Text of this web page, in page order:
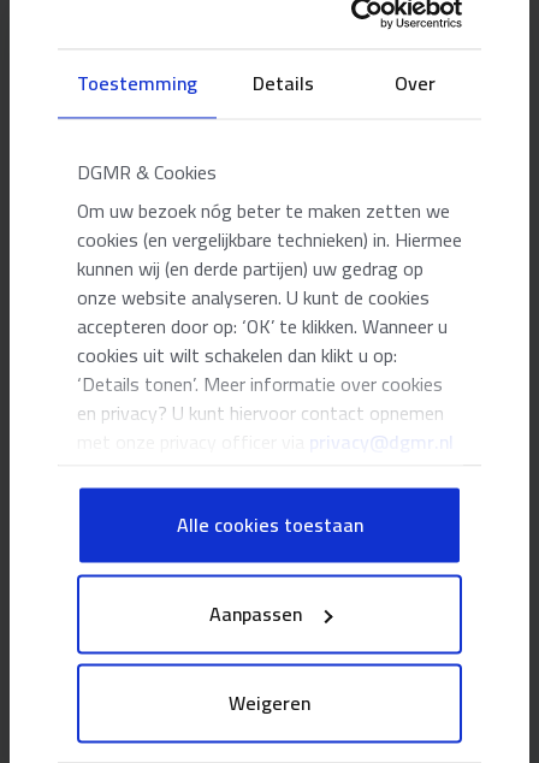
Toestemming Details Over
DGMR & Cookies
Om uw bezoek nóg beter te maken zetten we
cookies (en vergelijkbare technieken) in. Hiermee
kunnen wij (en derde partijen) uw gedrag op
onze website analyseren. U kunt de cookies
accepteren door op: ‘OK’ te klikken. Wanneer u
cookies uit wilt schakelen dan klikt u op:
‘Details tonen’. Meer informatie over cookies
en privacy? U kunt hiervoor contact opnemen
privacy@dgmr.nl
Alle cookies toestaan
Aanpassen
Weigeren
Adviseur Duurzaamheid en Gezondheid
bha@dgmr.nl 06 1254 8372
Ieke Kuijpers-van Gaalen
Algemeen directeur en Senior adviseur
Energiebeleid
06 52 57 52 99
Merlijn Huijbers
Kennis-en Innovatiemanager Bouwfysica
en Duurzaam Bouwen
mhu@dgmr.nl 06 12 40 20 26
Meer adviseurs